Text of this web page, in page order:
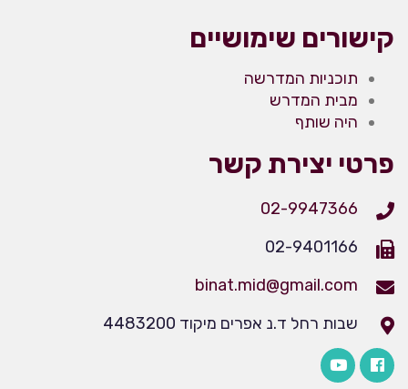
קישורים שימושיים
תוכניות המדרשה
מבית המדרש
היה שותף
פרטי יצירת קשר
02-9947366
02-9401166
binat.mid@gmail.com
שבות רחל ד.נ אפרים מיקוד 4483200